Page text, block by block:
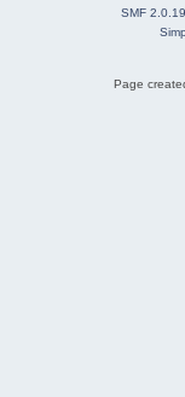
SMF 2.0.19
Page